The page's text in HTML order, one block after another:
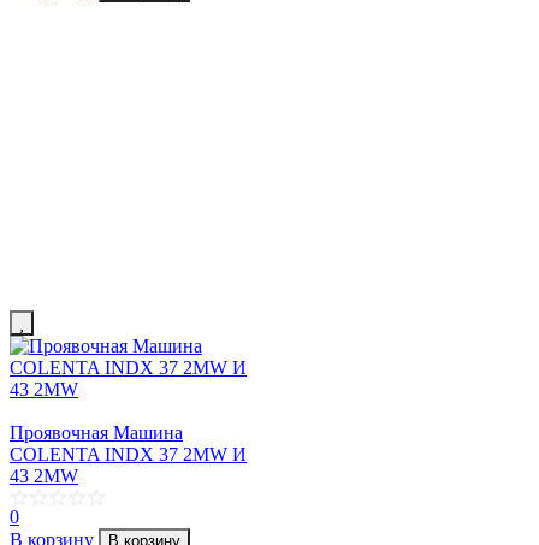
Проявочная Машина
COLENTA INDX 37 2MW И
43 2MW
0
В корзину
В корзину